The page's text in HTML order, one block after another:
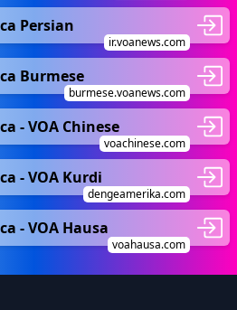
Persian
ir.voanews.com
Burmese
burmese.voanews.com
- VOA Chinese
voachinese.com
- VOA Kurdi
dengeamerika.com
- VOA Hausa
voahausa.com